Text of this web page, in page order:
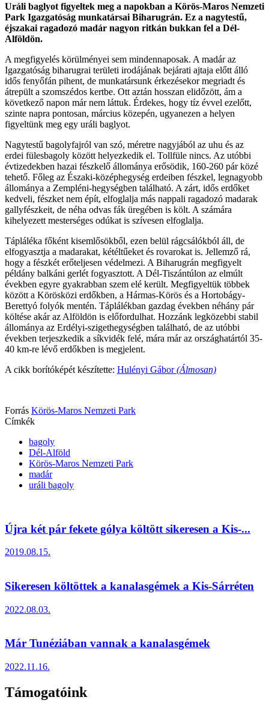
Uráli baglyot figyeltek meg a napokban a Körös-Maros Nemzeti
Park Igazgatóság munkatársai Biharugrán. Ez a nagytestű,
éjszakai ragadozó madár nagyon ritkán bukkan fel a Dél-
Alföldön.
A megfigyelés körülményei sem mindennaposak. A madár az
Igazgatóság biharugrai területi irodájának bejárati ajtaja előtt álló
idős fenyőfán pihent, de munkatársunk érkezésekor megriadt és
átrepült a szomszédos kertbe. Ott aztán hosszan elidőzött, ám a
következő napon már nem láttuk. Érdekes, hogy tíz évvel ezelőtt,
szinte napra pontosan, március közepén, ugyanezen a helyen
figyeltünk meg egy uráli baglyot.
Nagytestű bagolyfajról van szó, méretre nagyjából az uhu és az
erdei fülesbagoly között helyezkedik el. Tollfüle nincs. Az utóbbi
évtizedekben hazai fészkelő állománya erősödik, 160-260 pár közé
tehető. Főleg az Északi-középhegység erdeiben fészkel, legnagyobb
állománya a Zempléni-hegységben található. A zárt, idős erdőket
kedveli, fészket nem épít, elfoglalja más nappali ragadozó madarak
gallyfészkeit, de néha odvas fák üregében is költ. A számára
kihelyezett mesterséges odúkat is szívesen elfoglalja.
Tápláléka főként kisemlősökből, ezen belül rágcsálókból áll, de
elfogyasztja a madarakat, kétéltűeket és rovarokat is. Jellemző rá,
hogy a fészkét erőteljesen védelmezi. A Biharugrán megfigyelt
példány balkáni gerlét fogyasztott. A Dél-Tiszántúlon az elmúlt
években egyre gyakrabban szem elé került. Megfigyeltük többek
között a Körösközi erdőkben, a Hármas-Körös és a Hortobágy-
Berettyó folyók mentén. Táplálékban gazdag években néhány pár
költése akár az Alföldön is előfordulhat. Hozzánk legközebbi stabil
állománya az Erdélyi-szigethegységben található, de az utóbbi
években terjeszkedik a síkvidék felé, mára már az országhatártól 35-
40 km-re lévő erdőkben is megjelent.
A cikk borítóképét készítette: Hulényi Gábor(Álmosan)
Forrás Körös-Maros Nemzeti Park
Címkék
bagoly
Dél-Alföld
Körös-Maros Nemzeti Park
madár
uráli bagoly
Újra két pár fekete gólya költött sikeresen a Kis-...
2019.08.15.
Sikeresen költöttek a kanalasgémek a Kis-Sárréten
2022.08.03.
Már Tunéziában vannak a kanalasgémek
2022.11.16.
Támogatóink